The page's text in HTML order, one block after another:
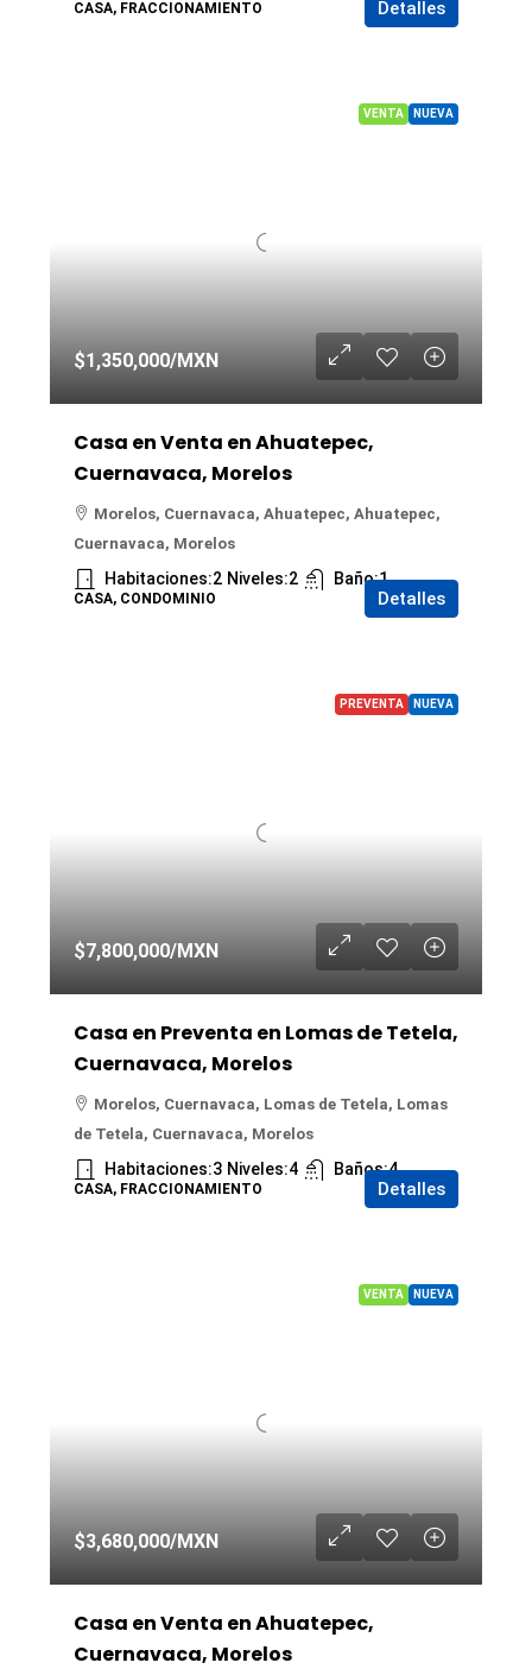
CASA, FRACCIONAMIENTO Detalles
VENTA NUEVA
$1,350,000/MXN
Casa en Venta en Ahuatepec,
Cuernavaca, Morelos
Morelos, Cuernavaca, Ahuatepec, Ahuatepec,
Cuernavaca, Morelos
Habitaciones:2 Niveles:2 Baño:1
CASA, CONDOMINIO Detalles
PREVENTA NUEVA
$7,800,000/MXN
Casa en Preventa en Lomas de Tetela,
Cuernavaca, Morelos
Morelos, Cuernavaca, Lomas de Tetela, Lomas
de Tetela, Cuernavaca, Morelos
Habitaciones:3 Niveles:4 Baños:4
CASA, FRACCIONAMIENTO Detalles
VENTA NUEVA
$3,680,000/MXN
Casa en Venta en Ahuatepec,
Cuernavaca, Morelos